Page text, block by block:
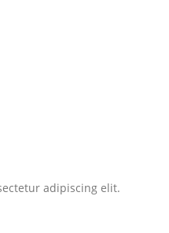
adipiscing elit.